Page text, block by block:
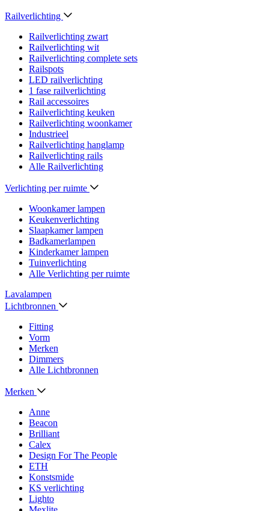
Railverlichting
Railverlichting zwart
Railverlichting wit
Railverlichting complete sets
Railspots
LED railverlichting
1 fase railverlichting
Rail accessoires
Railverlichting keuken
Railverlichting woonkamer
Industrieel
Railverlichting hanglamp
Railverlichting rails
Alle Railverlichting
Verlichting per ruimte
Woonkamer lampen
Keukenverlichting
Slaapkamer lampen
Badkamerlampen
Kinderkamer lampen
Tuinverlichting
Alle Verlichting per ruimte
Lavalampen
Lichtbronnen
Fitting
Vorm
Merken
Dimmers
Alle Lichtbronnen
Merken
Anne
Beacon
Brilliant
Calex
Design For The People
ETH
Konstsmide
KS verlichting
Lighto